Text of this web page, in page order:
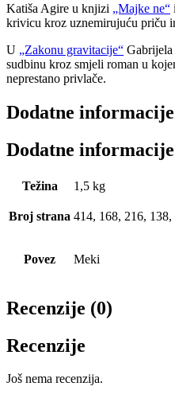
Katiša Agire u knjizi „Majke ne“
krivicu kroz uznemirujuću priču
U „Zakonu gravitacije“
sudbinu kroz smjeli roman u
neprestano privlače.
Dodatne informacije
Dodatne informacije
Težina 1,5 kg
Broj strana 414, 168, 216, 138,
Povez Meki
Recenzije (0)
Recenzije
Još nema recenzija.